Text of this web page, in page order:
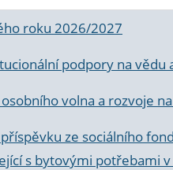
roku 2026/2027
podpory na
volna a rozvoje
ze sociálního
s bytovými potřebami